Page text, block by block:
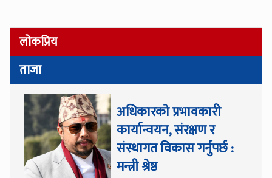
लोकप्रिय
ताजा
अधिकारकाे प्रभावकारी
कार्यान्वयन, संरक्षण र
संस्थागत विकास गर्नुपर्छ :
मन्त्री श्रेष्ठ